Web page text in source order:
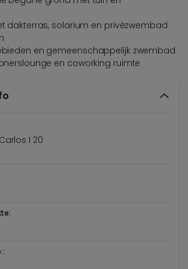
dakterras, solarium en privézwembad
en gemeenschappelijk zwembad
en coworking ruimte
I 20